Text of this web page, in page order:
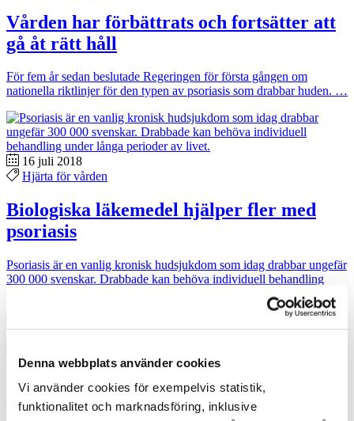
Denna webbplats använder cookies
Vi använder cookies för exempelvis statistik,
funktionalitet och marknadsföring, inklusive
Vården har förbättrats och fortsätter att
gå åt rätt håll
För fem år sedan beslutade Regeringen för första gången om
nationella riktlinjer för den typen av psoriasis som drabbar huden. …
16 juli 2018
Hjärta för vården
Biologiska läkemedel hjälper fler med
psoriasis
Psoriasis är en vanlig kronisk hudsjukdom som idag drabbar ungefär
300 000 svenskar. Drabbade kan behöva individuell behandling
Hjärta för vården
Vår egen bakterie kan skydda mot